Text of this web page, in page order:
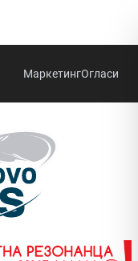
МаркетингОгласи